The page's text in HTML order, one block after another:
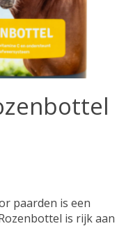
paarden is een
is rijk aan